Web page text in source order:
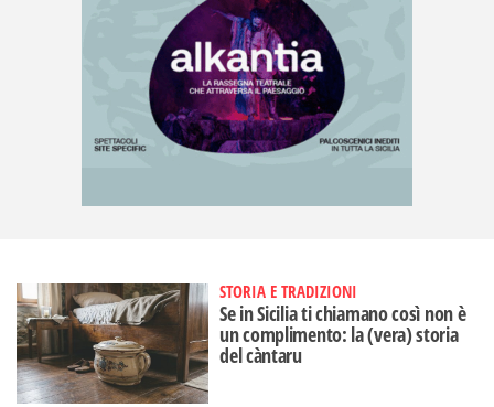
STORIA E TRADIZIONI
Se in Sicilia ti chiamano così non è
un complimento: la (vera) storia
del càntaru